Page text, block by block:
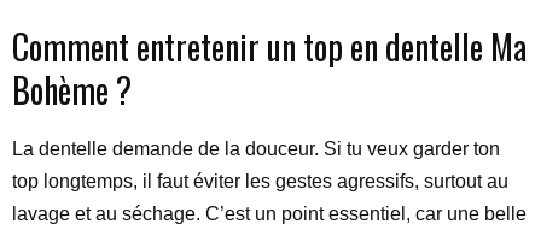
Comment entretenir un top en dentelle Ma
Bohème ?
La dentelle demande de la douceur. Si tu veux garder ton
top longtemps, il faut éviter les gestes agressifs, surtout au
lavage et au séchage. C’est un point essentiel, car une belle